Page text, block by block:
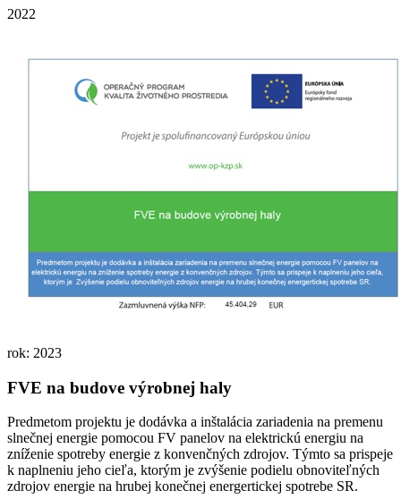
2022
rok: 2023
FVE na budove výrobnej haly
Predmetom projektu je dodávka a inštalácia zariadenia na premenu
slnečnej energie pomocou FV panelov na elektrickú energiu na
zníženie spotreby energie z konvenčných zdrojov. Týmto sa prispeje
k naplneniu jeho cieľa, ktorým je zvýšenie podielu obnoviteľných
zdrojov energie na hrubej konečnej energertickej spotrebe SR.